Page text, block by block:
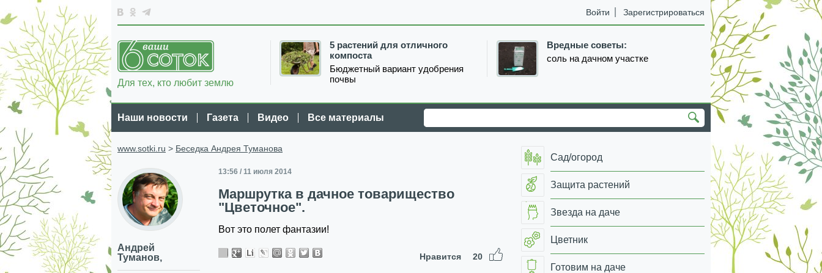
Войти Зарегистрироваться
5 растений для отличного
компоста
Бюджетный вариант удобрения
почвы
Вредные советы:
соль на дачном участке
Для тех, кто любит землю
Наши новости Газета Видео Все материалы
www.sotki.ru > Беседка Андрея Туманова
Андрей
Туманов,
13:56 / 11 июля 2014
Маршрутка в дачное товарищество
"Цветочное".
Вот это полет фантазии!
Нравится 20
Сад/огород
Защита растений
Звезда на даче
Цветник
Готовим на даче